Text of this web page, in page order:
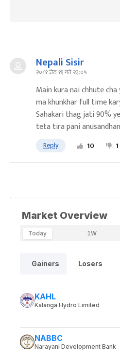
Nepali Sisir
२०८१ जेठ ११ गते २३:०५
Main kura nai chhute cha
ma khunkhar full time
Sahakari thag jati 90%
teta tira pani
Reply 10 1